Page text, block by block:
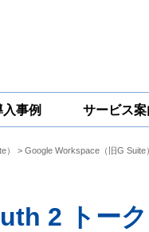
一問一答 コラム
入事例 サービス案
Google
） > Google Workspace（旧G
2 トー